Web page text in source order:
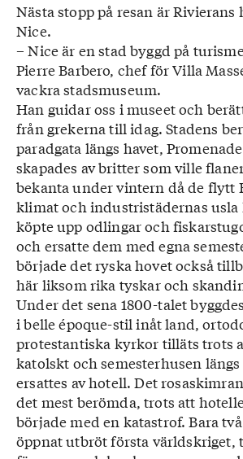
Nästa stopp på resan är Rivierans
Nice.
– Nice är en stad byggd på
Pierre Barbero, chef för Villa
vackra stadsmuseum.
Han guidar oss i museet och
från grekerna till idag. Stadens
paradgata längs havet,
skapades av britter som ville
bekanta under vintern då de flytt
klimat och industristädernas
köpte upp odlingar och
och ersatte dem med egna
började det ryska hovet också
här liksom rika tyskar och
Under det sena 1800-talet
i belle époque-stil inåt land,
protestantiska kyrkor tilläts trots
katolskt och semesterhusen
ersattes av hotell. Det
det mest berömda, trots att
började med en katastrof. Bara
öppnat utbröt första världskriget,